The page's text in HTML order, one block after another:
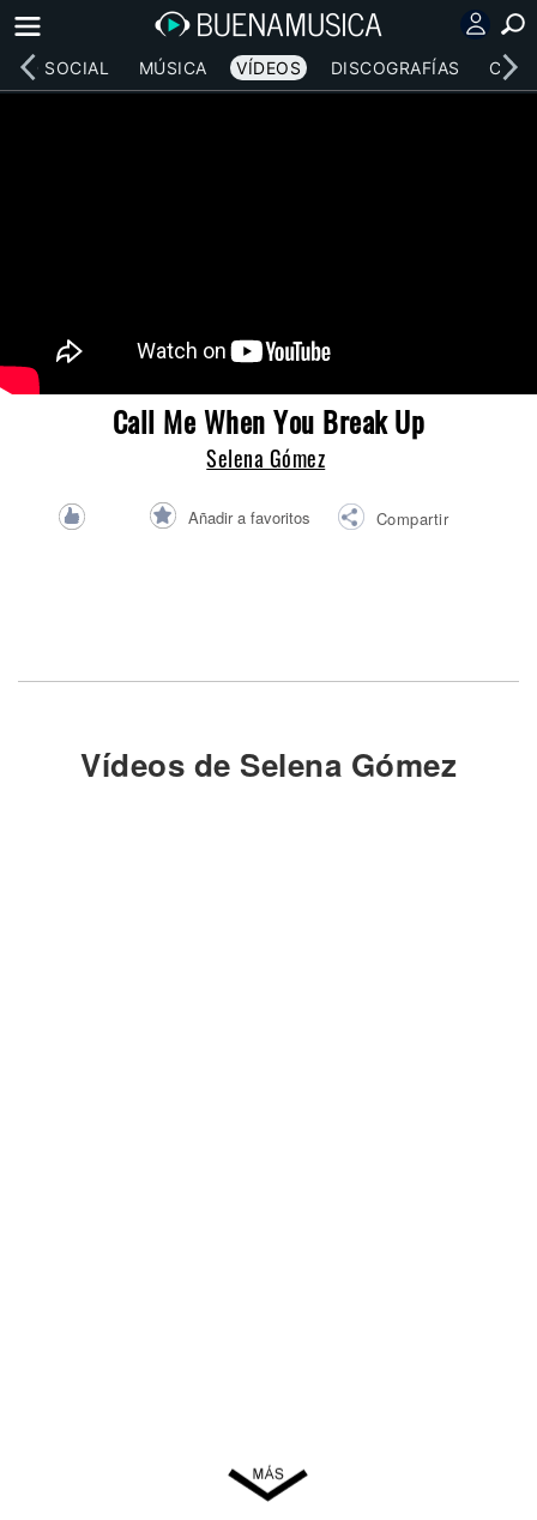
RED SOCIAL MÚSICA VÍDEOS DISCOGRAFÍAS
Call Me When You Break Up
Selena Gómez
Añadir a favoritos Compartir
Vídeos de Selena Gómez